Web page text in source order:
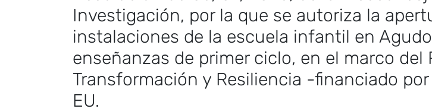
Investigación, por la que se autoriza la
instalaciones de la escuela infantil en
enseñanzas de primer ciclo, en el marco del
Transformación y Resiliencia -financiado
EU.